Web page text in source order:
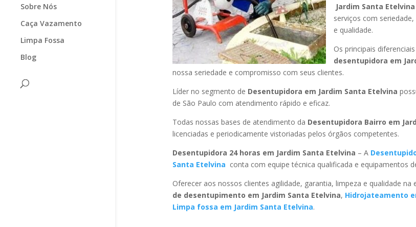
Sobre Nós
Caça Vazamento
Limpa Fossa
Blog
Jardim Santa Etelvina
serviços com
e qualidade.
Os principais
desentupidora em
nossa seriedade e compromisso com seus clientes.
Líder no segmento de Desentupidora em Jardim Santa Etelvina
de São Paulo com atendimento rápido e eficaz.
Todas nossas bases de atendimento da Desentupidora Bairro em
licenciadas e periodicamente vistoriadas pelos órgãos competentes.
Desentupidora 24 horas em Jardim Santa Etelvina – A
Santa Etelvina conta com equipe técnica qualificada e equipamentos
Oferecer aos nossos clientes agilidade, garantia, limpeza e qualidade na
de desentupimento em Jardim Santa Etelvina, Hidrojateamento
Limpa fossa em Jardim Santa Etelvina.